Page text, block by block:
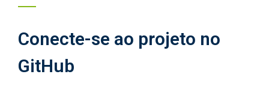
Conecte-se ao projeto no
GitHub